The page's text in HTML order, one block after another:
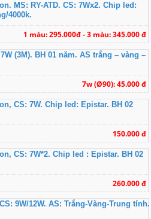
MS: RY-ATD. CS: 7Wx2. Chip led:
4000k.
1 màu: 295.000đ - 3 màu: 345.000 đ
(3M). BH 01 năm. AS trắng – vàng –
7w (Ø90): 45.000 đ
CS: 7W. Chip led: Epistar. BH 02
150.000 đ
CS: 7W*2. Chip led : Epistar. BH 02
260.000 đ
9W/12W. AS: Trắng-Vàng-Trung tính.